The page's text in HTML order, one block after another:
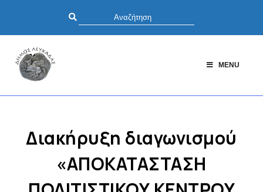
MENU
Διακήρυξη διαγωνισμού
«ΑΠΟΚΑΤΑΣΤΑΣΗ